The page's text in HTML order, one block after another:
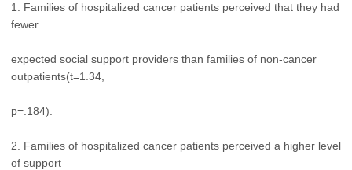
1. Families of hospitalized cancer patients perceived that they had
fewer
expected social support providers than families of non-cancer
outpatients(t=1.34,
p=.184).
2. Families of hospitalized cancer patients perceived a higher level
of support